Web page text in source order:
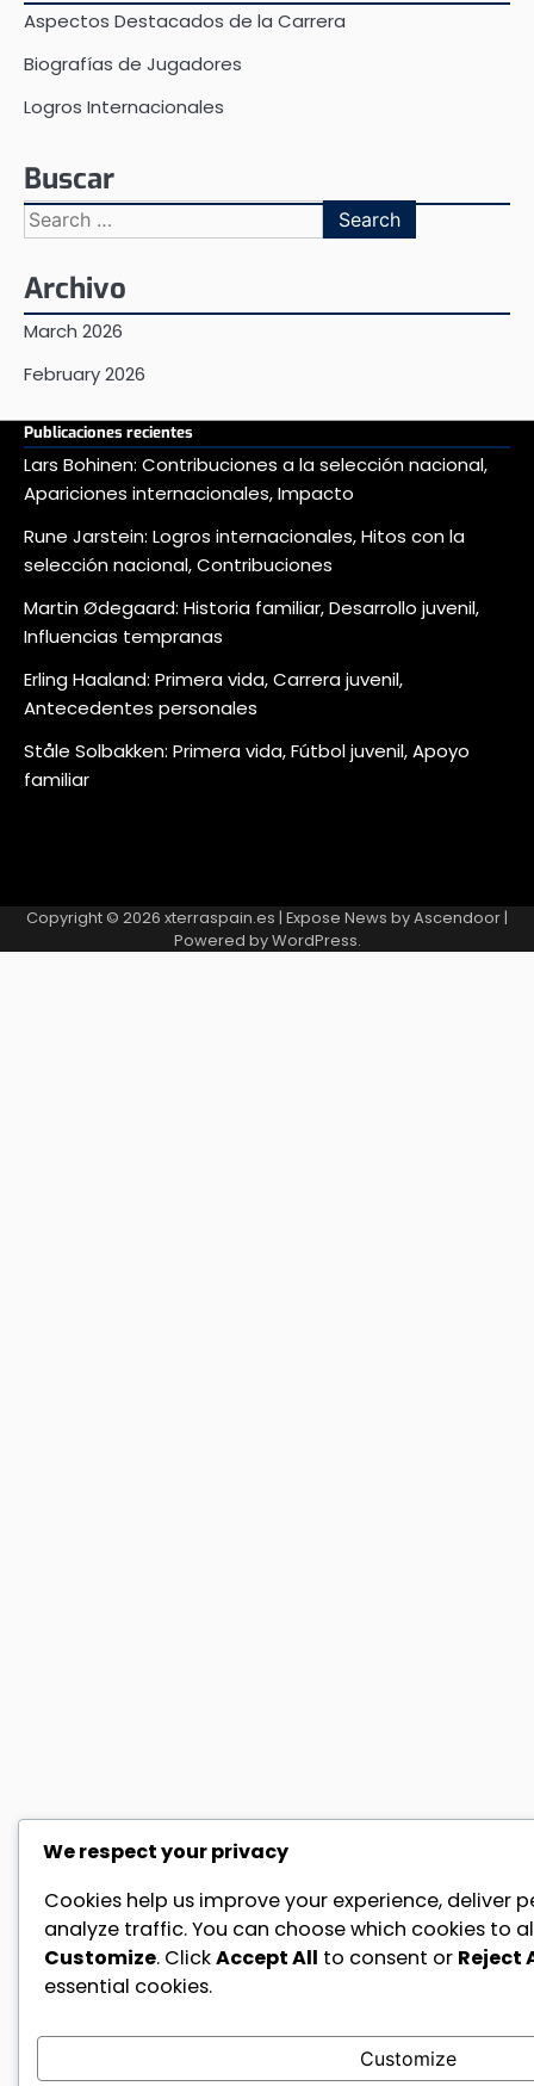
Aspectos Destacados de la Carrera
Biografías de Jugadores
Logros Internacionales
Buscar
Search
for:
Archivo
March 2026
February 2026
Publicaciones recientes
Lars Bohinen: Contribuciones a la selección nacional,
Apariciones internacionales, Impacto
Rune Jarstein: Logros internacionales, Hitos con la
selección nacional, Contribuciones
Martin Ødegaard: Historia familiar, Desarrollo juvenil,
Influencias tempranas
Erling Haaland: Primera vida, Carrera juvenil,
Antecedentes personales
Ståle Solbakken: Primera vida, Fútbol juvenil, Apoyo
familiar
Copyright © 2026 xterraspain.es | Expose News byAscendoor|
Powered byWordPress.
We respect your privacy
Cookies help us improve your experience, deliver
analyze traffic. You can choose which cookies to
Customize. ClickAccept All to consent or Reject
essential cookies.
Customize